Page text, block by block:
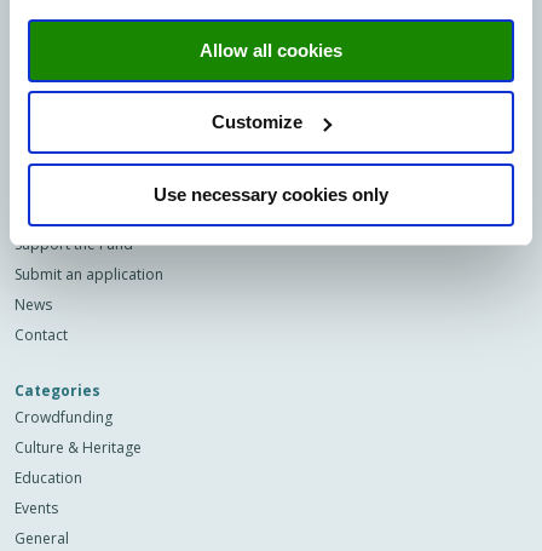
Allow all cookies
Customize
Use necessary cookies only
Home
Support the Fund
Submit an application
News
Contact
Categories
Crowdfunding
Culture & Heritage
Education
Events
General